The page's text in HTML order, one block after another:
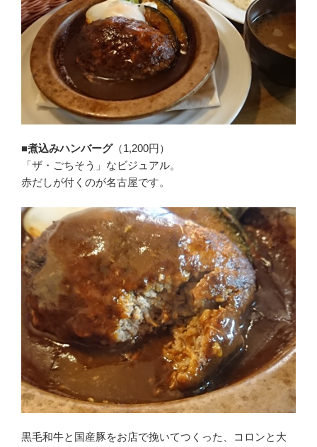
■煮込みハンバーグ（1,200円）
「ザ・ごちそう」なビジュアル。
赤だしが付くのが名古屋です。
黒毛和牛と国産豚をお店で挽いてつくった、コロンと大